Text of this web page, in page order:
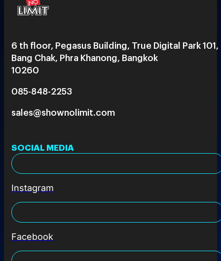
6 th floor, Pegasus Building, True Digital Park 101,
Bang Chak, Phra Khanong, Bangkok
10260
085-848-2253
sales@shownolimit.com
SOCIAL MEDIA
Instagram
Facebook